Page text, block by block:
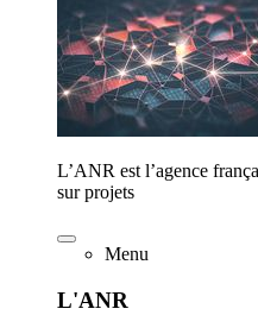
L’ANR est l’agence
sur projets
Menu
L'ANR